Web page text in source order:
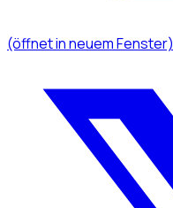
(öffnet in neuem Fenster)